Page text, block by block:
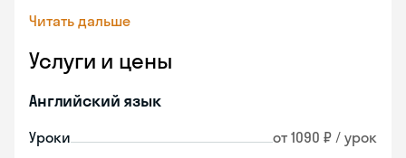
Читать дальше
Услуги и цены
Английский язык
Уроки от 1090 ₽ / урок